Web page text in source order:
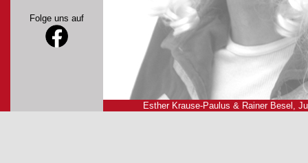
Folge uns auf
Esther Krause-Paulus & Rainer Besel,